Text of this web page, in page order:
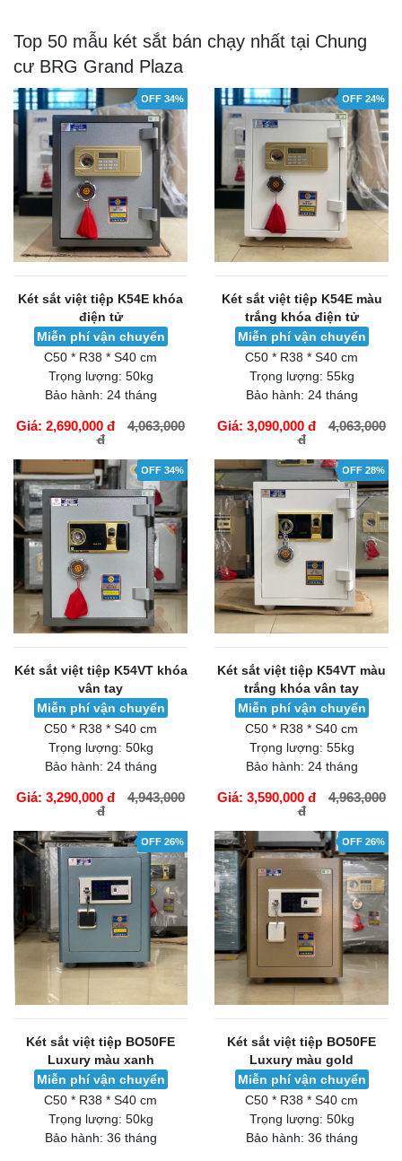
Top 50 mẫu két sắt bán chạy nhất tại Chung
cư BRG Grand Plaza
OFF 34%
Két sắt việt tiệp K54E khóa
điện tử
Miễn phí vận chuyển
C50 * R38 * S40 cm
Trọng lượng: 50kg
Bảo hành: 24 tháng
Giá: 2,690,000 đ
4,063,000
đ
OFF 24%
Két sắt việt tiệp K54E màu
trắng khóa điện tử
Miễn phí vận chuyển
C50 * R38 * S40 cm
Trọng lượng: 55kg
Bảo hành: 24 tháng
Giá: 3,090,000 đ
4,063,000
đ
OFF 34%
Két sắt việt tiệp K54VT khóa
vân tay
Miễn phí vận chuyển
C50 * R38 * S40 cm
Trọng lượng: 50kg
Bảo hành: 24 tháng
Giá: 3,290,000 đ
4,943,000
đ
OFF 28%
Két sắt việt tiệp K54VT màu
trắng khóa vân tay
Miễn phí vận chuyển
C50 * R38 * S40 cm
Trọng lượng: 55kg
Bảo hành: 24 tháng
Giá: 3,590,000 đ
4,963,000
đ
OFF 26%
Két sắt việt tiệp BO50FE
Luxury màu xanh
Miễn phí vận chuyển
C50 * R38 * S40 cm
Trọng lượng: 50kg
Bảo hành: 36 tháng
OFF 26%
Két sắt việt tiệp BO50FE
Luxury màu gold
Miễn phí vận chuyển
C50 * R38 * S40 cm
Trọng lượng: 50kg
Bảo hành: 36 tháng